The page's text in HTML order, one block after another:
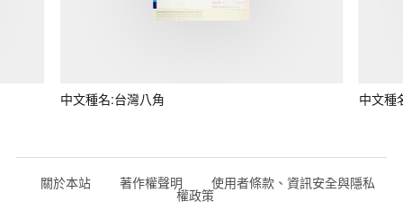
中文種名:台灣八角 中文種
關於本站 著作權聲明 使用者條款、資訊安全與隱私
權政策